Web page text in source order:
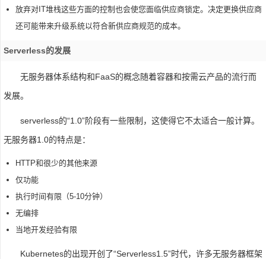
放弃对IT堆栈这些方面的控制也会使您面临供应商锁定。决定更换供应商
还可能带来升级系统以符合新供应商规范的成本。
Serverless的发展
无服务器体系结构和FaaS的概念随着容器和按需云产品的流行而
发展。
serverless的“1.0”阶段有一些限制，这使得它不太适合一般计算。
无服务器1.0的特点是：
HTTP和很少的其他来源
仅功能
执行时间有限（5-10分钟）
无编排
当地开发经验有限
Kubernetes的出现开创了“Serverless1.5”时代，许多无服务器框架